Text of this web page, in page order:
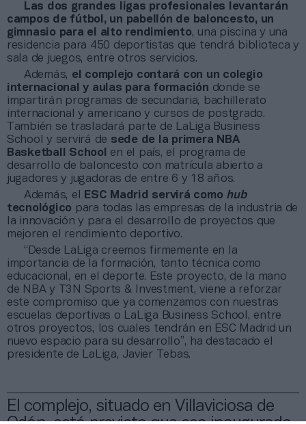
Las dos grandes ligas profesionales levantarán
campos de fútbol, un pabellón de baloncesto, un
gimnasio para el alto rendimiento, una piscina y una
residencia para 450 deportistas que tendrá biblioteca y
sala de juegos, entre otros servicios.
Además, el complejo contará con un colegio
internacional y aulas para formación donde se
impartirán programas de secundaria, bachillerato
internacional y americano y cursos de postgrado.
También se trasladará parte de LaLiga Business
School y servirá de sede de la primera NBA
Basketball School
en el país, el programa de
desarrollo de baloncesto con matrícula abierto a
jugadores y jugadoras de entre 6 y 18 años.
Además, el
ESC Madrid servirá como hub
tecnológico para todas las empresas de la industria de
la innovación y para el desarrollo de proyectos que
mejoren el rendimiento deportivo.
“Desde LaLiga creemos firmemente en la
importancia de la formación, tanto técnica como
educacional, en el deporte. Este proyecto, de la mano
de NBA y T3N Sports & Investment, viene a reforzar
este compromiso que ya comenzamos con nuestras
escuelas deportivas o LaLiga Business School, entre
otros proyectos, los cuales tendrán en ESC Madrid un
nuevo espacio para su desarrollo”, ha destacado el
presidente de LaLiga, Javier Tebas.
El complejo, situado en Villaviciosa de